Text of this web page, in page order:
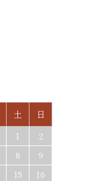
土
日
1
2
8
9
15
16